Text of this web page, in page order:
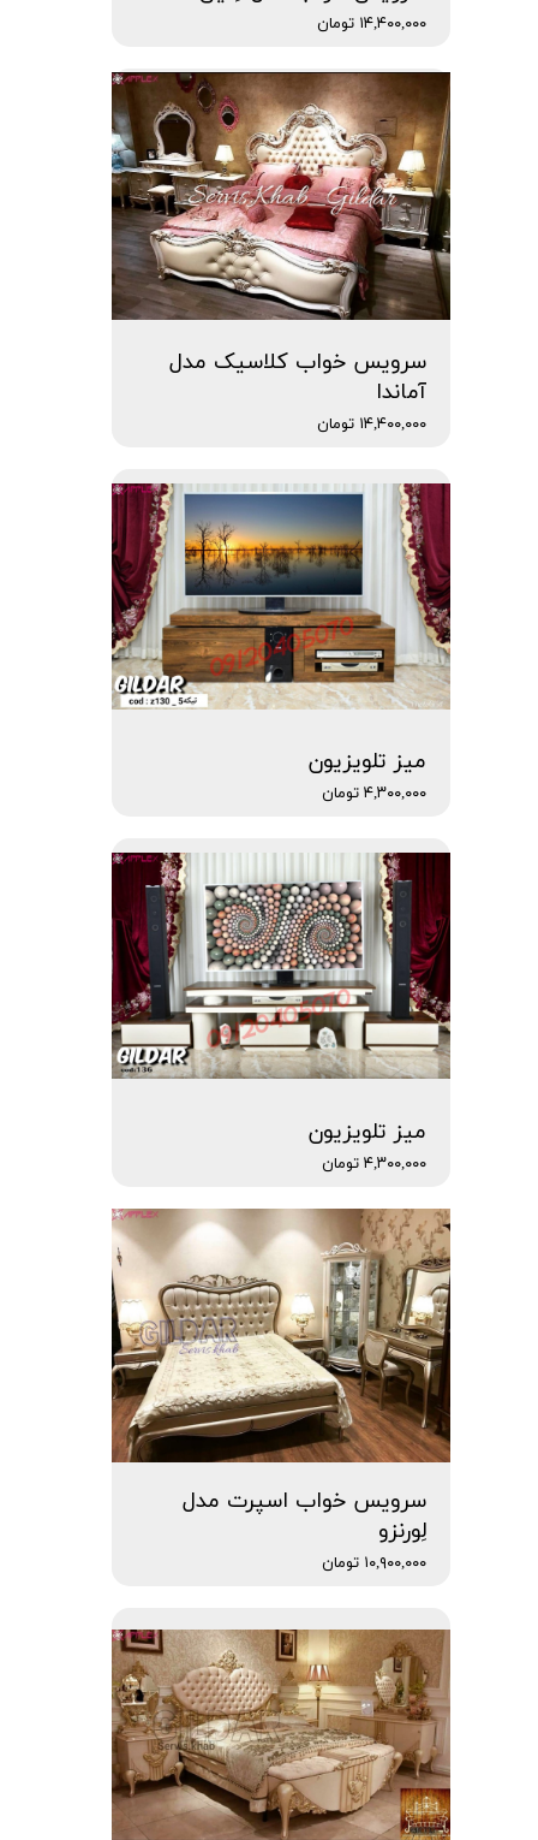
۱۴,۴۰۰,۰۰۰ تومان
سرویس خواب کلاسیک مدل
آماندا
۱۴,۴۰۰,۰۰۰ تومان
میز تلویزیون
۴,۳۰۰,۰۰۰ تومان
میز تلویزیون
۴,۳۰۰,۰۰۰ تومان
سرویس خواب اسپرت مدل
لِورنزو
۱۰,۹۰۰,۰۰۰ تومان